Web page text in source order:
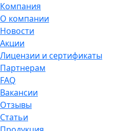
Компания
О компании
Новости
Акции
Лицензии и сертификаты
Партнерам
FAQ
Вакансии
Отзывы
Статьи